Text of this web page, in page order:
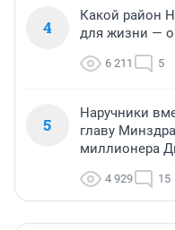
4
Какой район
для жизни —
6 211 5
5
Наручники
главу
миллионера
4 929 15